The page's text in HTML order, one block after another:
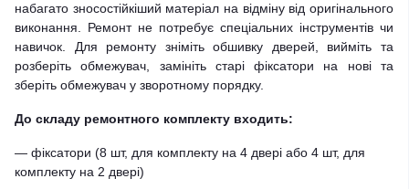
набагато зносостійкіший матеріал на відміну від оригінального
виконання. Ремонт не потребує спеціальних інструментів чи
навичок. Для ремонту зніміть обшивку дверей, вийміть та
розберіть обмежувач, замініть старі фіксатори на нові та
зберіть обмежувач у зворотному порядку.
До складу ремонтного комплекту входить:
— фіксатори (8 шт, для комплекту на 4 двері або 4 шт, для
комплекту на 2 двері)